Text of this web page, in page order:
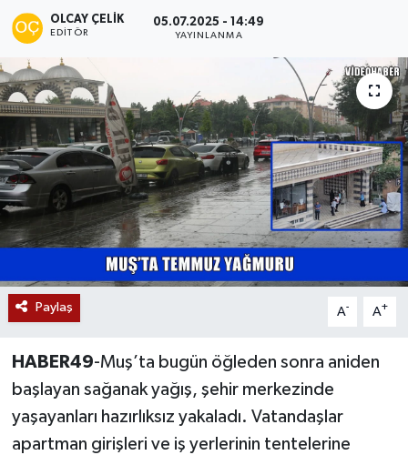
OLCAY ÇELIK
EDITÖR
05.07.2025 - 14:49
YAYINLANMA
Paylaş A- A+
HABER49-Muş’ta bugün öğleden sonra aniden
başlayan sağanak yağış, şehir merkezinde
yaşayanları hazırlıksız yakaladı. Vatandaşlar
apartman girişleri ve iş yerlerinin tentelerine
Siyaset
Teknoloji
Kültür Sanat
Muş
Hasköy
Korkut
Bulanık
Varto